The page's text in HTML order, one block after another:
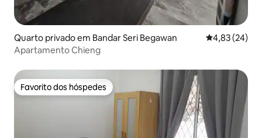
Quarto privado em Bandar Seri Begawan Classificação
4,83 (24)
Apartamento Chieng
Favorito dos hóspedes
Favorito dos hóspedes